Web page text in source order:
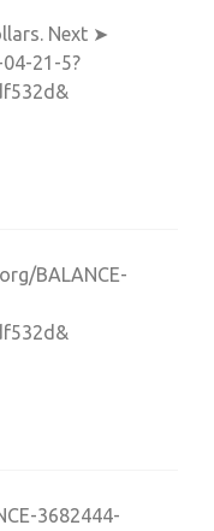
Next ➤
21-5?
BALANCE-
3682444-